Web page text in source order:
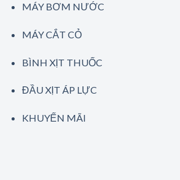
MÁY BƠM NƯỚC
MÁY CẮT CỎ
BÌNH XỊT THUỐC
ĐẦU XỊT ÁP LỰC
KHUYẾN MÃI